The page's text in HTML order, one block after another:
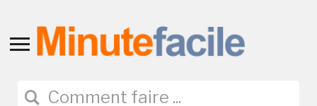
Toggle
navigation